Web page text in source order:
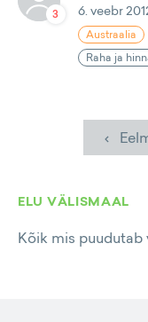
3 6. veebr
Austraalia
Raha ja
‹
ELU VÄLISMAAL
Kõik mis